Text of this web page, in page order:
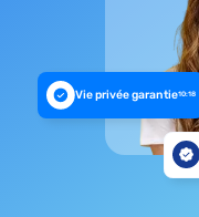
Vie privée garantie10:18